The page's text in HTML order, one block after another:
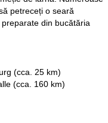
petreceți o seară
din bucătăria
(cca. 25 km)
(cca. 160 km)